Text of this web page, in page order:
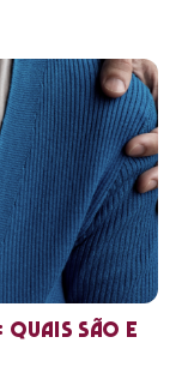
Quais são e